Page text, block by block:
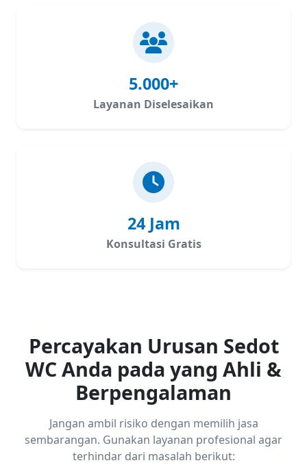
5.000+
Layanan Diselesaikan
24 Jam
Konsultasi Gratis
Percayakan Urusan Sedot
WC Anda pada yang Ahli &
Berpengalaman
Jangan ambil risiko dengan memilih jasa
sembarangan. Gunakan layanan profesional agar
terhindar dari masalah berikut: